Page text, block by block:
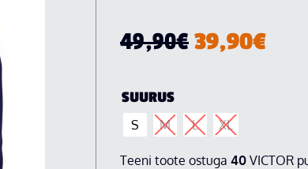
49,90€39,90€
SUURUS
S M L XL
Teeni toote ostuga 40 VICTOR